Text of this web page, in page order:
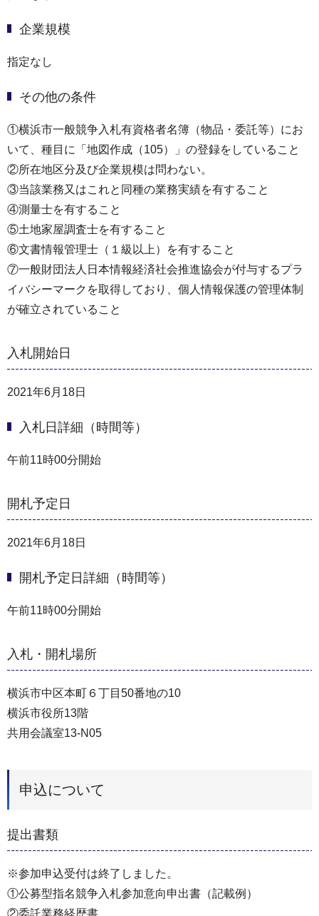
企業規模
指定なし
その他の条件
①横浜市一般競争入札有資格者名簿（物品・委託等）にお
いて、種目に「地図作成（105）」の登録をしていること
②所在地区分及び企業規模は問わない。
③当該業務又はこれと同種の業務実績を有すること
④測量士を有すること
⑤土地家屋調査士を有すること
⑥文書情報管理士（１級以上）を有すること
⑦一般財団法人日本情報経済社会推進協会が付与するプラ
イバシーマークを取得しており、個人情報保護の管理体制
が確立されていること
入札開始日
2021年6月18日
入札日詳細（時間等）
午前11時00分開始
開札予定日
2021年6月18日
開札予定日詳細（時間等）
午前11時00分開始
入札・開札場所
横浜市中区本町６丁目50番地の10
横浜市役所13階
共用会議室13-N05
申込について
提出書類
※参加申込受付は終了しました。
①公募型指名競争入札参加意向申出書（記載例）
②委託業務経歴書